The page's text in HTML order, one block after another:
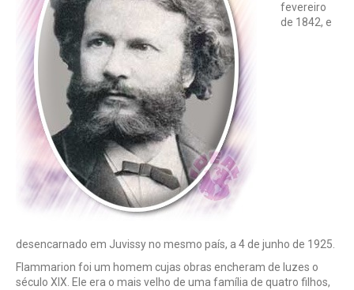
fevereiro
de 1842, e
desencarnado em Juvissy no mesmo país, a 4 de junho de 1925.
Flammarion foi um homem cujas obras encheram de luzes o
século XIX. Ele era o mais velho de uma família de quatro filhos,